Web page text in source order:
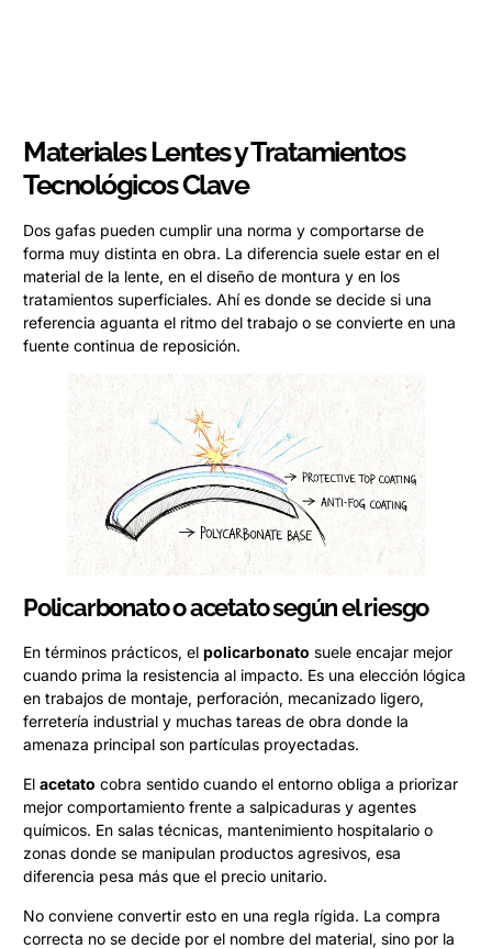
Materiales Lentes y Tratamientos
Tecnológicos Clave
Dos gafas pueden cumplir una norma y comportarse de
forma muy distinta en obra. La diferencia suele estar en el
material de la lente, en el diseño de montura y en los
tratamientos superficiales. Ahí es donde se decide si una
referencia aguanta el ritmo del trabajo o se convierte en una
fuente continua de reposición.
Policarbonato o acetato según el riesgo
En términos prácticos, el policarbonato suele encajar mejor
cuando prima la resistencia al impacto. Es una elección lógica
en trabajos de montaje, perforación, mecanizado ligero,
ferretería industrial y muchas tareas de obra donde la
amenaza principal son partículas proyectadas.
El acetato cobra sentido cuando el entorno obliga a priorizar
mejor comportamiento frente a salpicaduras y agentes
químicos. En salas técnicas, mantenimiento hospitalario o
zonas donde se manipulan productos agresivos, esa
diferencia pesa más que el precio unitario.
No conviene convertir esto en una regla rígida. La compra
correcta no se decide por el nombre del material, sino por la